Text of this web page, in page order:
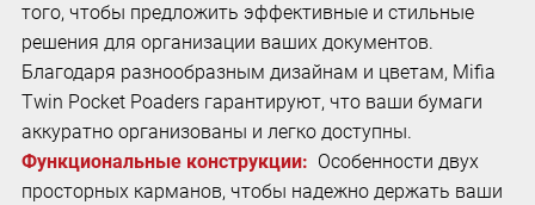
того, чтобы предложить эффективные и стильные
решения для организации ваших документов.
Благодаря разнообразным дизайнам и цветам, Mifia
Twin Pocket Poaders гарантируют, что ваши бумаги
аккуратно организованы и легко доступны.
Функциональные конструкции: Особенности двух
просторных карманов, чтобы надежно держать ваши